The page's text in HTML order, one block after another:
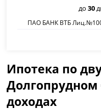
до30
ПАО БАНК ВТБ
Ипотека по
Долгопрудном
доходах